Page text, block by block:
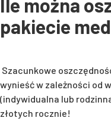
Ile można
pakiecie
Szacunkowe
wynieść w zależności od
(indywidualna lub
złotych rocznie!